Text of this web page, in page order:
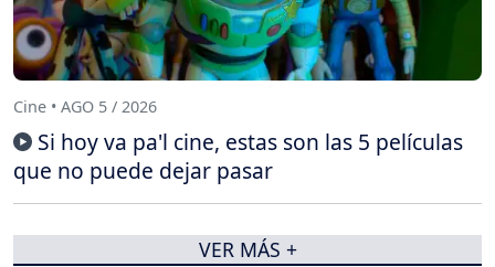
Cine • AGO 5 / 2026
Si hoy va pa'l cine, estas son las 5 películas
que no puede dejar pasar
VER MÁS +